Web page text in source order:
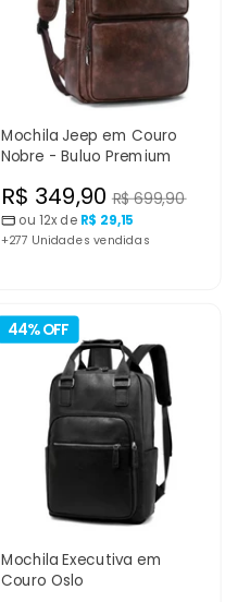
Mochila Jeep em Couro
Nobre - Buluo Premium
Preço
normal
R$ 699,90
Preço
promocional
R$ 349,90
ou 12x de R$ 29,15
+277 Unidades vendidas
44% OFF
Mochila Executiva em
Couro Oslo